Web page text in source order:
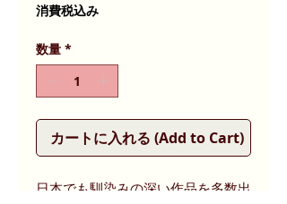
消費税込み
数量 *
カートに入れる (Add to Cart)
日本でも馴染みの深い作品を多数出